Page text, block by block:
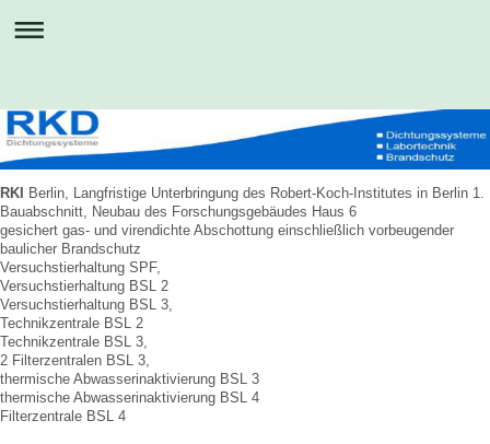
RKI
Berlin, Langfristige Unterbringung des Robert-Koch-Institutes in Berlin 1.
Bauabschnitt, Neubau des Forschungsgebäudes Haus 6
gesichert gas- und virendichte Abschottung einschließlich vorbeugender
baulicher Brandschutz
Versuchstierhaltung SPF,
Versuchstierhaltung BSL 2
Versuchstierhaltung BSL 3,
Technikzentrale BSL 2
Technikzentrale BSL 3,
2 Filterzentralen BSL 3,
thermische Abwasserinaktivierung BSL 3
thermische Abwasserinaktivierung BSL 4
Filterzentrale BSL 4